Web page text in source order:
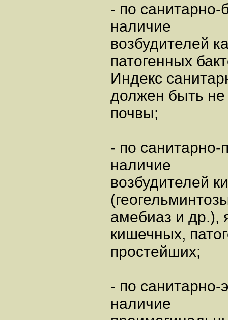
- по санитарно-
наличие
возбудителей
патогенных
Индекс
должен быть не
почвы;
- по санитарно-
наличие
возбудителей
амебиаз и др.),
кишечных,
простейших;
- по санитарно-
наличие